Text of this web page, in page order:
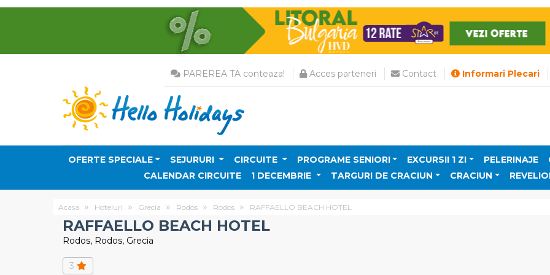
PAREREA TA conteaza! Acces parteneri Contact Informari Plecari
OFERTE SPECIALE SEJURURI CIRCUITE PROGRAME SENIORI EXCURSII 1 ZI PELERINAJE
CALENDAR CIRCUITE
1 DECEMBRIE TARGURI DE CRACIUN CRACIUN
Acasa Hoteluri Grecia Rodos Rodos RAFFAELLO BEACH HOTEL
RAFFAELLO BEACH HOTEL
Rodos, Rodos, Grecia
3